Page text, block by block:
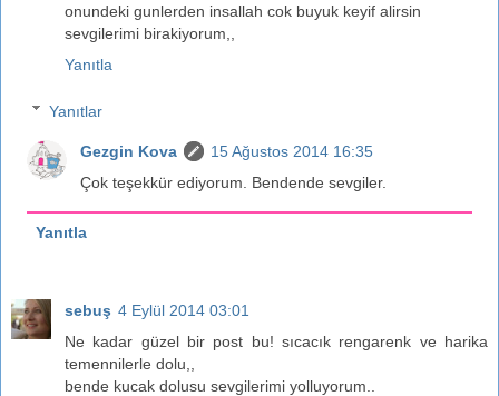
onundeki gunlerden insallah cok buyuk keyif alirsin
sevgilerimi birakiyorum,,
Yanıtla
Yanıtlar
Gezgin Kova
15 Ağustos 2014 16:35
Çok teşekkür ediyorum. Bendende sevgiler.
Yanıtla
sebuş 4 Eylül 2014 03:01
Ne kadar güzel bir post bu! sıcacık rengarenk ve harika
temennilerle dolu,,
bende kucak dolusu sevgilerimi yolluyorum..